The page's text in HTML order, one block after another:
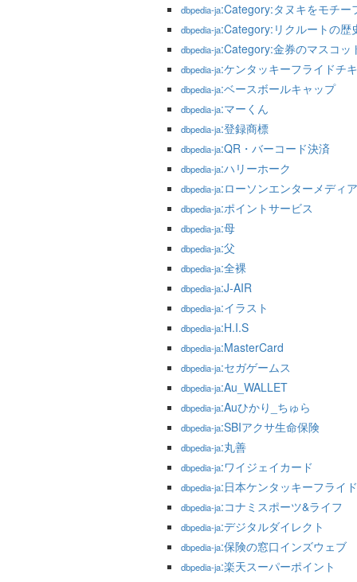
dbpedia-ja:Category:タヌキをモチー
dbpedia-ja:Category:リクルートの歴
dbpedia-ja:Category:金券のマスコッ
dbpedia-ja:ケンタッキーフライドチ
dbpedia-ja:ベースボールキャップ
dbpedia-ja:マーくん
dbpedia-ja:登録商標
dbpedia-ja:QR・バーコード決済
dbpedia-ja:ハリーホーク
dbpedia-ja:ローソンエンターメディア
dbpedia-ja:ポイントサービス
dbpedia-ja:母
dbpedia-ja:父
dbpedia-ja:全裸
dbpedia-ja:J-AIR
dbpedia-ja:イラスト
dbpedia-ja:H.I.S
dbpedia-ja:MasterCard
dbpedia-ja:セガゲームス
dbpedia-ja:Au_WALLET
dbpedia-ja:Auひかり_ちゅら
dbpedia-ja:SBIアクサ生命保険
dbpedia-ja:丸善
dbpedia-ja:ワイジェイカード
dbpedia-ja:日本ケンタッキーフライ
dbpedia-ja:コナミスポーツ&ライフ
dbpedia-ja:デジタルダイレクト
dbpedia-ja:保険の窓口インズウェブ
dbpedia-ja:楽天スーパーポイント